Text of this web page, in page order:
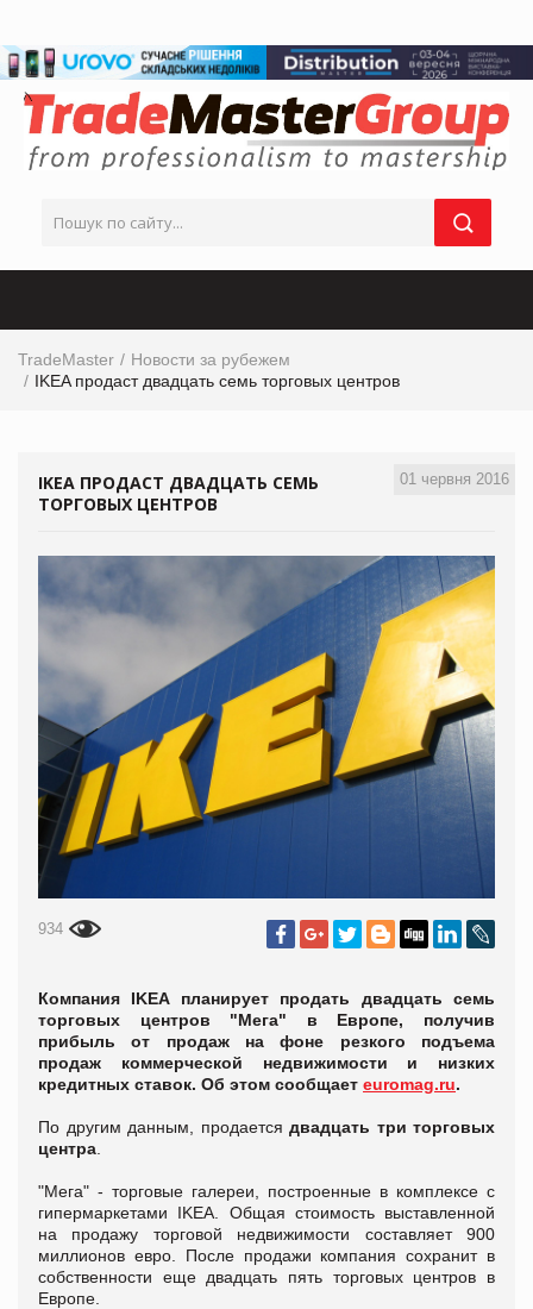
TradeMaster
Новости за рубежем
IKEA продаст двадцать семь торговых центров
01 червня 2016
IKEA ПРОДАСТ ДВАДЦАТЬ СЕМЬ
ТОРГОВЫХ ЦЕНТРОВ
934
Компания IKEA планирует продать двадцать семь
торговых центров "Мега" в Европе, получив
прибыль от продаж на фоне резкого подъема
продаж коммерческой недвижимости и низких
кредитных ставок. Об этом сообщает euromag.ru.
По другим данным, продается двадцать три торговых
центра
"Мега" - торговые галереи, построенные в комплексе с
гипермаркетами IKEA. Общая стоимость выставленной
на продажу торговой недвижимости составляет 900
миллионов евро. После продажи компания сохранит в
собственности еще двадцать пять торговых центров в
Европе.